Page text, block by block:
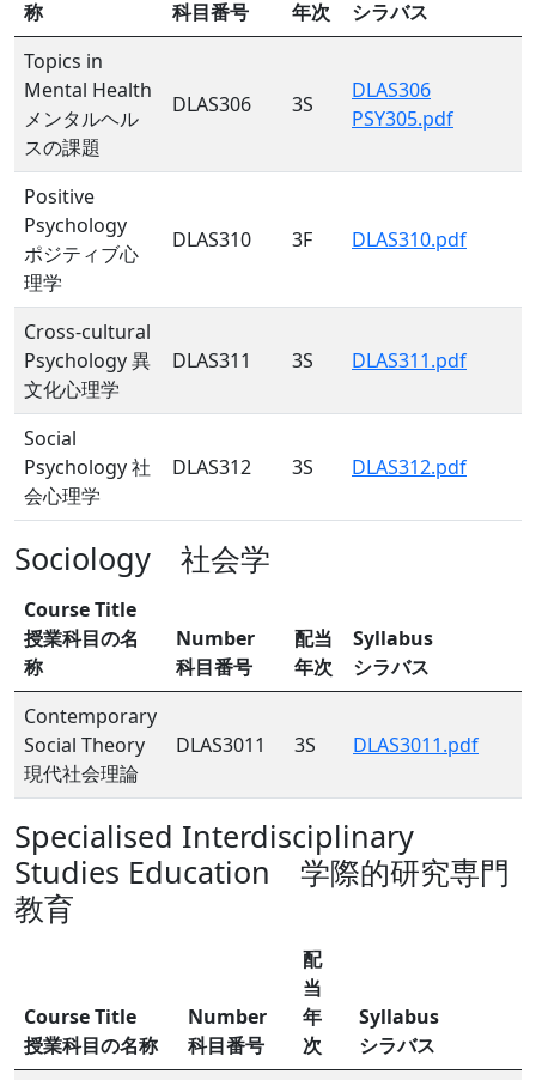
称
科目番号
年次
シラバス
Topics in
Mental Health
メンタルヘル
スの課題
DLAS306 3S
DLAS306
PSY305.pdf
Positive
Psychology
ポジティブ心
理学
DLAS310 3F DLAS310.pdf
Cross-cultural
Psychology 異
文化心理学
DLAS311 3S DLAS311.pdf
Social
Psychology 社
会心理学
DLAS312 3S DLAS312.pdf
Sociology 社会学
Course Title
授業科目の名
称
Number
科目番号
配当
年次
Syllabus
シラバス
Contemporary
Social Theory
現代社会理論
DLAS3011 3S DLAS3011.pdf
Specialised Interdisciplinary
Studies Education 学際的研究専門
教育
Course Title
授業科目の名称
Number
科目番号
配
当
年
次
Syllabus
シラバス